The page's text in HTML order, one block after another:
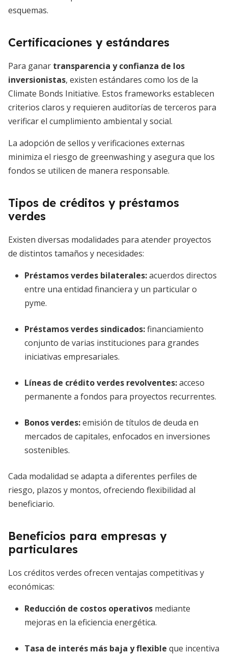
esquemas.
Certificaciones y estándares
Para ganar transparencia y confianza de los
inversionistas, existen estándares como los de la
Climate Bonds Initiative. Estos frameworks establecen
criterios claros y requieren auditorías de terceros para
verificar el cumplimiento ambiental y social.
La adopción de sellos y verificaciones externas
minimiza el riesgo de greenwashing y asegura que los
fondos se utilicen de manera responsable.
Tipos de créditos y préstamos
verdes
Existen diversas modalidades para atender proyectos
de distintos tamaños y necesidades:
Préstamos verdes bilaterales:acuerdos directos
entre una entidad financiera y un particular o
pyme.
Préstamos verdes sindicados:financiamiento
conjunto de varias instituciones para grandes
iniciativas empresariales.
Líneas de crédito verdes revolventes:acceso
permanente a fondos para proyectos recurrentes.
Bonos verdes:emisión de títulos de deuda en
mercados de capitales, enfocados en inversiones
sostenibles.
Cada modalidad se adapta a diferentes perfiles de
riesgo, plazos y montos, ofreciendo flexibilidad al
beneficiario.
Beneficios para empresas y
particulares
Los créditos verdes ofrecen ventajas competitivas y
económicas:
Reducción de costos operativos mediante
mejoras en la eficiencia energética.
Tasa de interés más baja y flexible que incentiva